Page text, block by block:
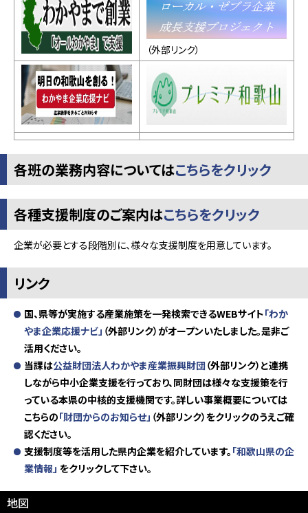
（外部リンク）
各班の業務内容についてはこちらをクリック
各種支援制度のご案内はこちらをクリック
企業が必要とする段階別に、様々な支援制度を用意しています。
リンク
国、県等が実施する産業施策を一発検索できるWEBサイト「わか
やま企業応援ナビ」 （外部リンク）がオープンいたしました。是非ご
活用ください。
当課は公益財団法人わかやま産業振興財団 （外部リンク）と連携
しながら中小企業支援を行っており、同財団は様々な支援策を行
っている本県の中核的支援機関です。詳しい事業概要については
こちらの「財団からのお知らせ」 （外部リンク）をクリックのうえご確
認ください。
支援制度等を活用した県内企業を紹介しています。 「和歌山県の企
業情報」 をクリックして下さい。
地図